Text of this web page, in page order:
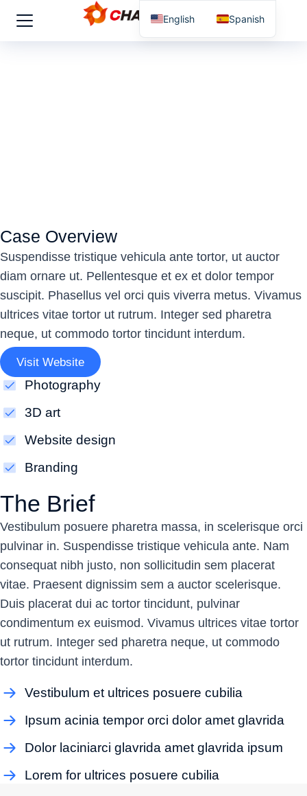
Case Overview
Suspendisse tristique vehicula ante tortor, ut auctor
diam ornare ut. Pellentesque et ex et dolor tempor
suscipit. Phasellus vel orci quis viverra metus. Vivamus
ultrices vitae tortor ut rutrum. Integer sed pharetra
neque, ut commodo tortor tincidunt interdum.
Visit Website
Photography
3D art
Website design
Branding
The Brief
Vestibulum posuere pharetra massa, in scelerisque orci
pulvinar in. Suspendisse tristique vehicula ante. Nam
consequat nibh justo, non sollicitudin sem placerat
vitae. Praesent dignissim sem a auctor scelerisque.
Duis placerat dui ac tortor tincidunt, pulvinar
condimentum ex euismod. Vivamus ultrices vitae tortor
ut rutrum. Integer sed pharetra neque, ut commodo
tortor tincidunt interdum.
Vestibulum et ultrices posuere cubilia
Ipsum acinia tempor orci dolor amet glavrida
Dolor laciniarci glavrida amet glavrida ipsum
Lorem for ultrices posuere cubilia
English Spanish